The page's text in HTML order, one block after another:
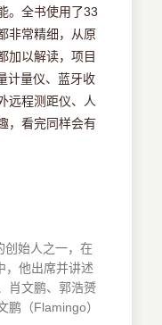
。全书使用了33
非常精细，从原
加以解读，项目
计量仪、蓝牙收
远程测距仪、人
，看完同样会有
创始人之一，在
，他出席并讲述
肖文鹏、郭浩赟
鹏（Flamingo）